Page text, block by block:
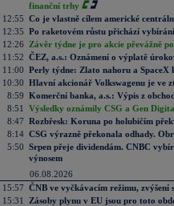
finanční trhy
12:55 Co je vlastně cílem americké
12:35 Po raketovém růstu přichází
12:26
Závěr týdne je pro akcie převážně
11:52 ČEZ, a.s.: Oznámení o výplatě
11:00 Perly týdne: Zlato nahoru a SpaceX
10:30 Hlavní akcionář Volkswagenu je ve
8:59 Komerční banka, a.s.: Výpis z
8:51
Výsledky oznámily CSG a Gen
8:47 Rozbřesk: Koruna po holubičím
8:14 CSG výrazně překonala odhady.
5:50 Srpen přeje dividendám. CNBC
výnosem
06.08.2026
15:57 ČNB ve vyčkávacím režimu, zvýšení
15:31
Zásoby plynu v EU jsou pro toto